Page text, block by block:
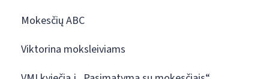
Mokesčių ABC
Viktorina moksleiviams